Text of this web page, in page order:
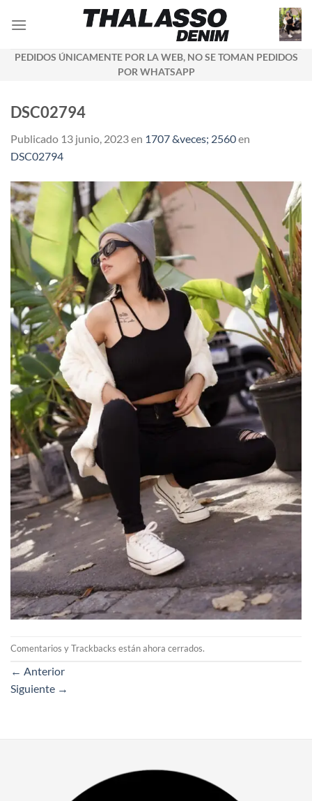
PEDIDOS ÚNICAMENTE POR LA WEB, NO SE TOMAN PEDIDOS
POR WHATSAPP
DSC02794
Publicado 13 junio, 2023en 1707 &veces; 2560en
DSC02794
Comentarios y Trackbacks están ahora cerrados.
← Anterior
Siguiente →